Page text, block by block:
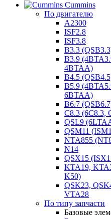
Cummins
По двигателю
A2300
ISF2.8
ISF3.8
B3.3
B3.9
4BTAA)
B4.5
B5.9
6BTAA)
B6.7
C8.3 (6C8.3,
QSL9
QSM11
NTA855
N14
QSX15
KTA19,
K50)
QSK23,
VTA28
По типу запчасти
Базовые